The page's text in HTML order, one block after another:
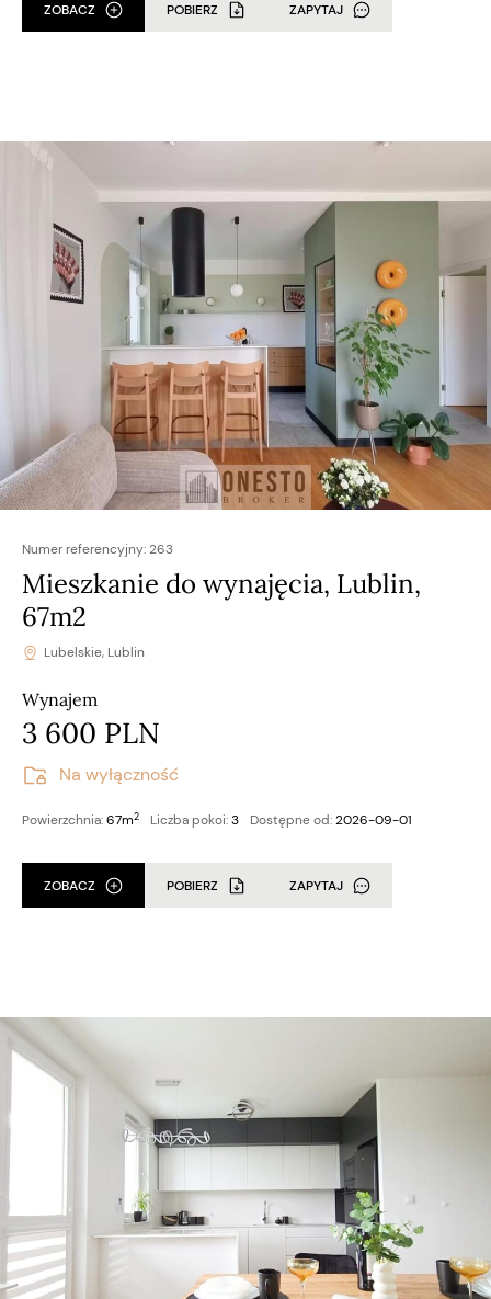
ZOBACZ POBIERZ ZAPYTAJ
Na wyłączność
Numer referencyjny:263
Mieszkanie do wynajęcia, Lublin,
67m2
Lubelskie, Lublin
Wynajem
3 600 PLN
Powierzchnia:67m2 Liczba pokoi:3 Dostępne od:2026-09-01
ZOBACZ POBIERZ ZAPYTAJ